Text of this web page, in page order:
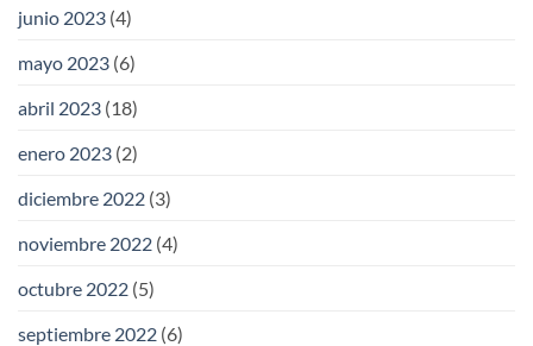
junio 2023 (4)
mayo 2023 (6)
abril 2023 (18)
enero 2023 (2)
diciembre 2022 (3)
noviembre 2022 (4)
octubre 2022 (5)
septiembre 2022 (6)